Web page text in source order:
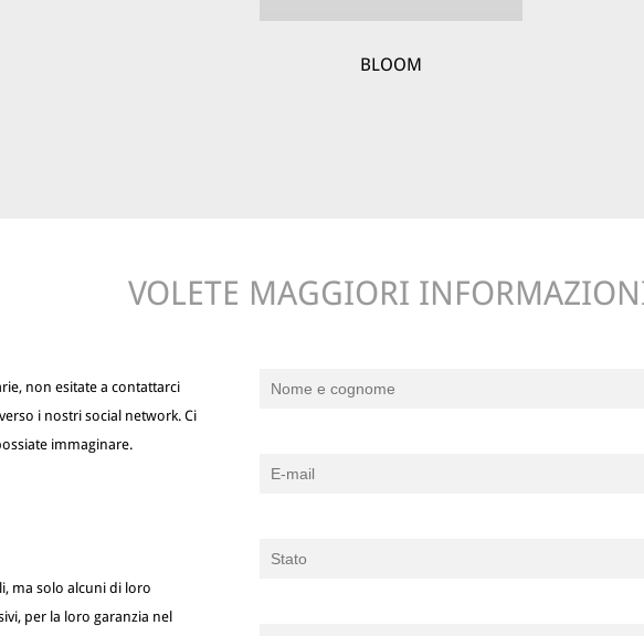
BLOOM
VOLETE MAGGIORI
non esitate a contattarci
i nostri social network. Ci
immaginare.
ma solo alcuni di loro
per la loro garanzia nel